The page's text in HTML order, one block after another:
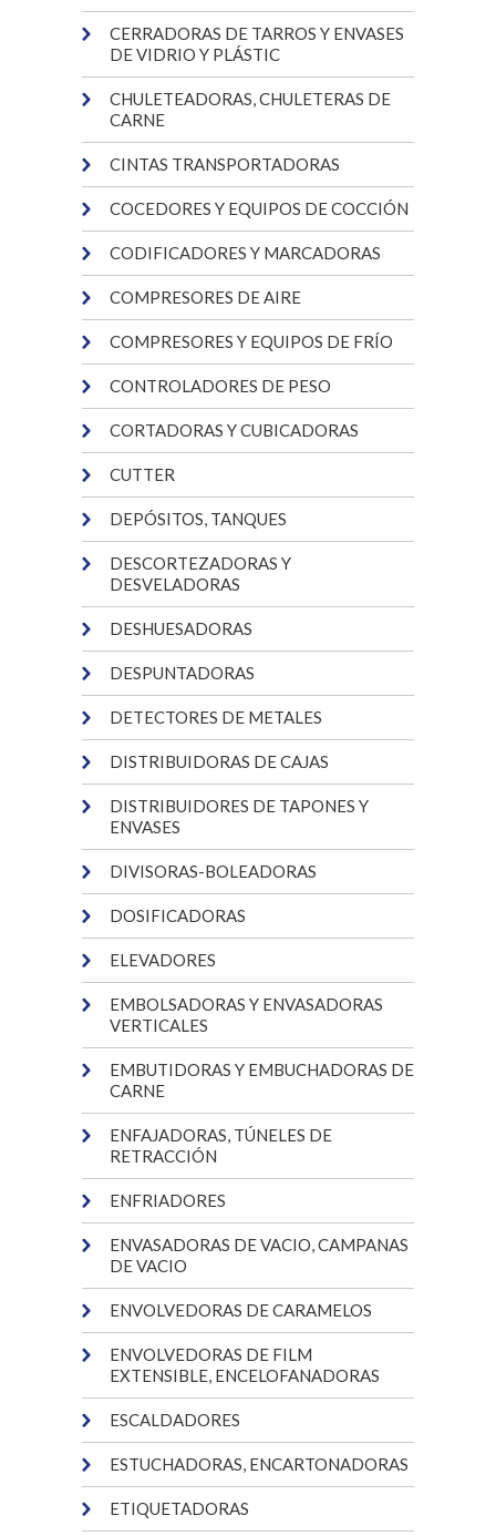
CERRADORAS DE TARROS Y ENVASES
DE VIDRIO Y PLÁSTIC
CHULETEADORAS, CHULETERAS DE
CARNE
CINTAS TRANSPORTADORAS
COCEDORES Y EQUIPOS DE COCCIÓN
CODIFICADORES Y MARCADORAS
COMPRESORES DE AIRE
COMPRESORES Y EQUIPOS DE FRÍO
CONTROLADORES DE PESO
CORTADORAS Y CUBICADORAS
CUTTER
DEPÓSITOS, TANQUES
DESCORTEZADORAS Y
DESVELADORAS
DESHUESADORAS
DESPUNTADORAS
DETECTORES DE METALES
DISTRIBUIDORAS DE CAJAS
DISTRIBUIDORES DE TAPONES Y
ENVASES
DIVISORAS-BOLEADORAS
DOSIFICADORAS
ELEVADORES
EMBOLSADORAS Y ENVASADORAS
VERTICALES
EMBUTIDORAS Y EMBUCHADORAS DE
CARNE
ENFAJADORAS, TÚNELES DE
RETRACCIÓN
ENFRIADORES
ENVASADORAS DE VACIO, CAMPANAS
DE VACIO
ENVOLVEDORAS DE CARAMELOS
ENVOLVEDORAS DE FILM
EXTENSIBLE, ENCELOFANADORAS
ESCALDADORES
ESTUCHADORAS, ENCARTONADORAS
ETIQUETADORAS